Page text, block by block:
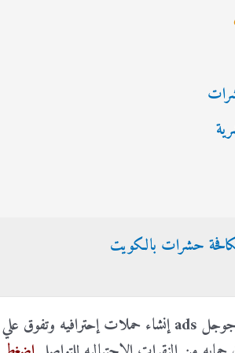
حشرات بالكويت
شركة الناجي إعلانات جوجل ads إنشاء حملات إحترافيه وتفوق علي